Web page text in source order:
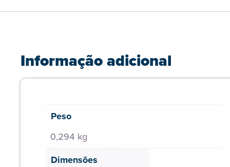
Informação adicional
Peso
0,294 kg
Dimensões